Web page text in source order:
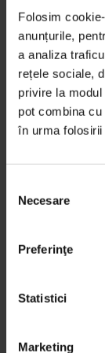
Folosim
anunțurile,
a analiza
rețele sociale,
privire la
pot combina
în urma
Necesare
Preferinţe
Statistici
Marketing
Acesti
sex si cu
foarte
daca nu
Si daca
pentru
tinutul de
19/06/2016